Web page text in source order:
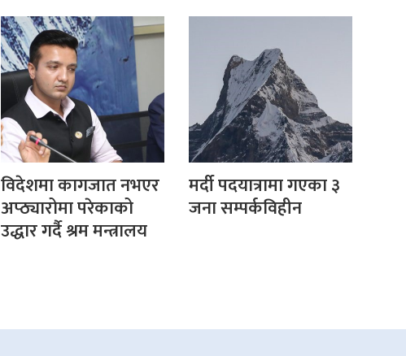
विदेशमा कागजात नभएर
अप्ठ्यारोमा परेकाको
उद्धार गर्दै श्रम मन्त्रालय
मर्दी पदयात्रामा गएका ३
जना सम्पर्कविहीन